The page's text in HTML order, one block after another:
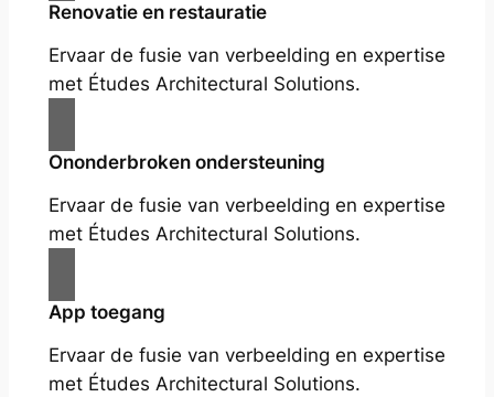
Renovatie en restauratie
Ervaar de fusie van verbeelding en expertise
met Études Architectural Solutions.
Ononderbroken ondersteuning
Ervaar de fusie van verbeelding en expertise
met Études Architectural Solutions.
App toegang
Ervaar de fusie van verbeelding en expertise
met Études Architectural Solutions.